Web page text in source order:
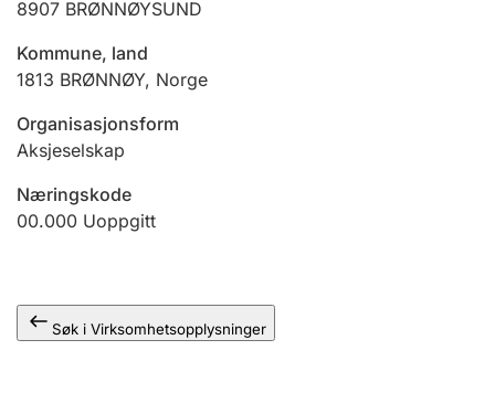
Jeger
Ektepaktveileder
Offentlig sektor
8907 BRØNNØYSUND
Kommune, land
1813 BRØNNØY, Norge
Organisasjonsform
Aksjeselskap
Næringskode
00.000 Uoppgitt
Søk i Virksomhetsopplysninger